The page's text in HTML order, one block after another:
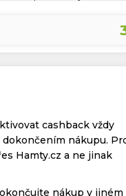
cashback vždy
nákupu.
Hamty.cz a ne jinak
nákup v jiném